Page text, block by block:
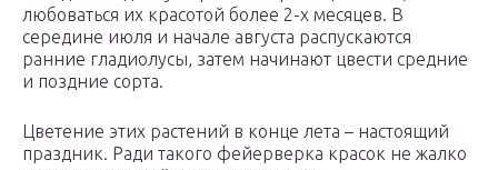
любоваться их красотой более 2-х месяцев. В
середине июля и начале августа распускаются
ранние гладиолусы, затем начинают цвести средние
и поздние сорта.
Цветение этих растений в конце лета – настоящий
праздник. Ради такого фейерверка красок не жалко